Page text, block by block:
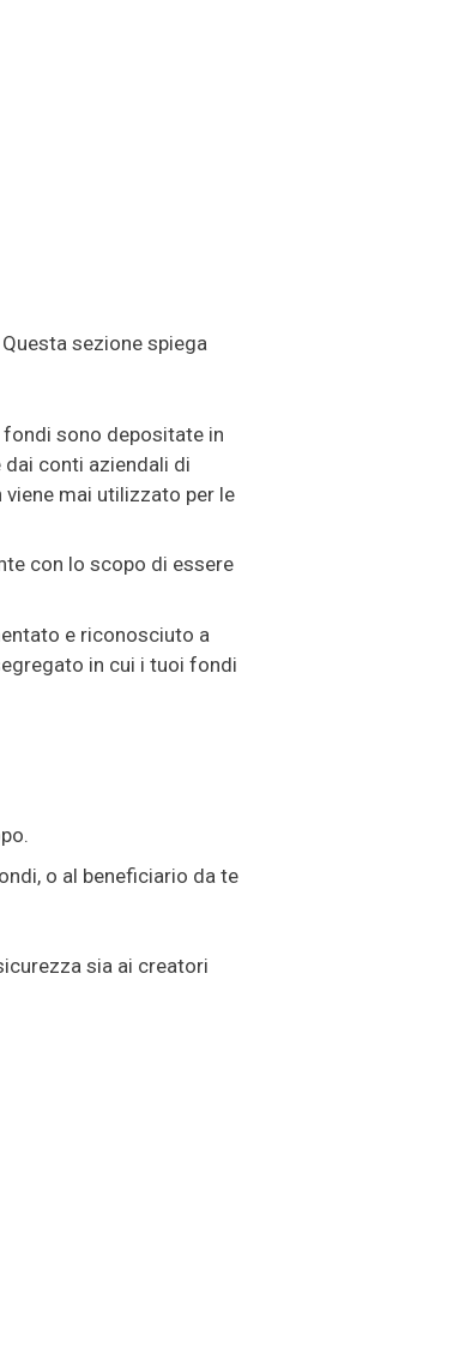
sezione spiega
sono depositate in
conti aziendali di
mai utilizzato per le
con lo scopo di essere
e riconosciuto a
in cui i tuoi fondi
o al beneficiario da te
sia ai creatori